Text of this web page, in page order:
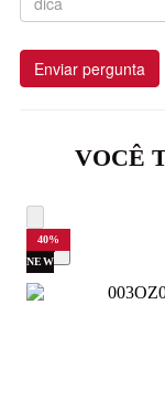
Enviar pergunta
VOCÊ
40%
NEW